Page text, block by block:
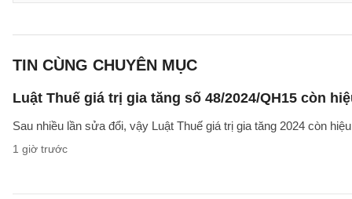
TIN CÙNG CHUYÊN MỤC
Luật Thuế giá trị gia tăng số 48/2024/QH15 còn
Sau nhiều lần sửa đổi, vậy Luật Thuế giá trị gia tăng 2024 còn
1 giờ trước